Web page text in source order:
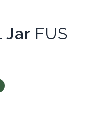
Jar FUS